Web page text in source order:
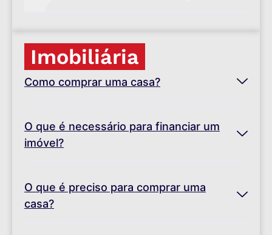
Imobiliária
Como comprar uma casa?
O que é necessário para financiar um
imóvel?
O que é preciso para comprar uma
casa?